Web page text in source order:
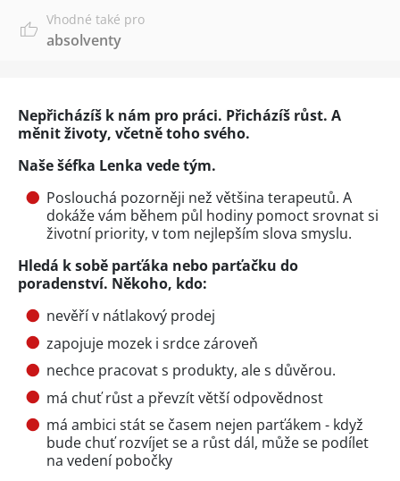
Vhodné také pro
absolventy
Nepřicházíš k nám pro práci. Přicházíš růst. A
měnit životy, včetně toho svého.
Naše šéfka Lenka vede tým.
Poslouchá pozorněji než většina terapeutů. A
dokáže vám během půl hodiny pomoct srovnat si
životní priority, v tom nejlepším slova smyslu.
Hledá k sobě parťáka nebo parťačku do
poradenství. Někoho, kdo:
nevěří v nátlakový prodej
zapojuje mozek i srdce zároveň
nechce pracovat s produkty, ale s důvěrou.
má chuť růst a převzít větší odpovědnost
má ambici stát se časem nejen parťákem - když
bude chuť rozvíjet se a růst dál, může se podílet
na vedení pobočky